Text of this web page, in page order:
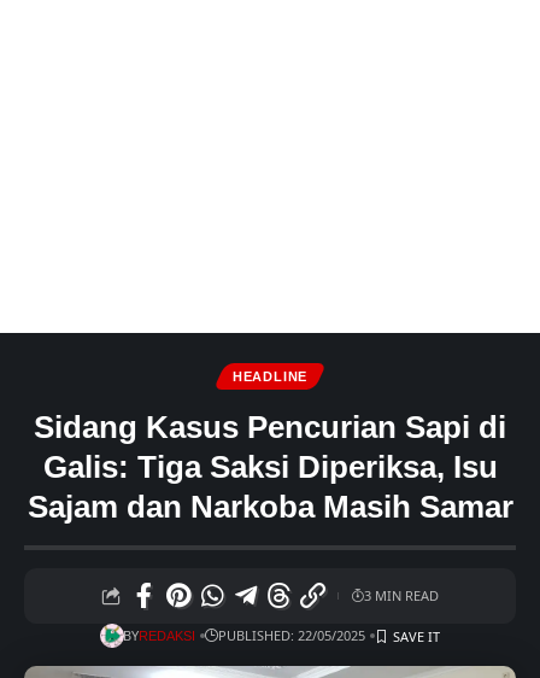
HEADLINE
Sidang Kasus Pencurian Sapi di
Galis: Tiga Saksi Diperiksa, Isu
Sajam dan Narkoba Masih Samar
BYREDAKSI PUBLISHED: 22/05/2025
3 MIN READ